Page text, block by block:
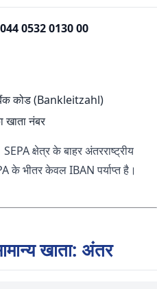
0532 0130 00
कोड (Bankleitzahl)
नंबर
क्षेत्र के बाहर अंतरराष्ट्रीय
के भीतर केवल IBAN पर्याप्त है।
खाता: अंतर